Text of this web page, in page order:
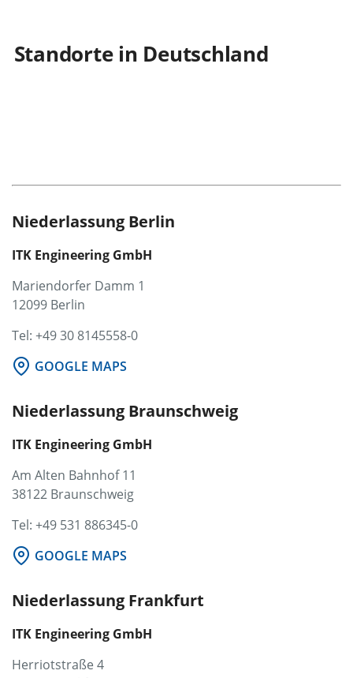
Standorte in Deutschland
Niederlassung Berlin
ITK Engineering GmbH
Mariendorfer Damm 1
12099 Berlin
Tel: +49 30 8145558-0
GOOGLE MAPS
Niederlassung Braunschweig
ITK Engineering GmbH
Am Alten Bahnhof 11
38122 Braunschweig
Tel: +49 531 886345-0
GOOGLE MAPS
Niederlassung Frankfurt
ITK Engineering GmbH
Herriotstraße 4